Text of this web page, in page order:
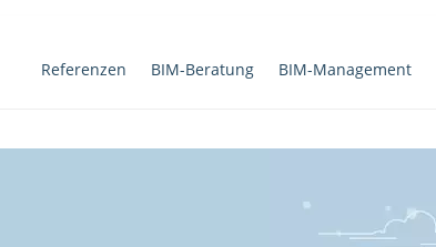
Referenzen BIM-Beratung BIM-Management